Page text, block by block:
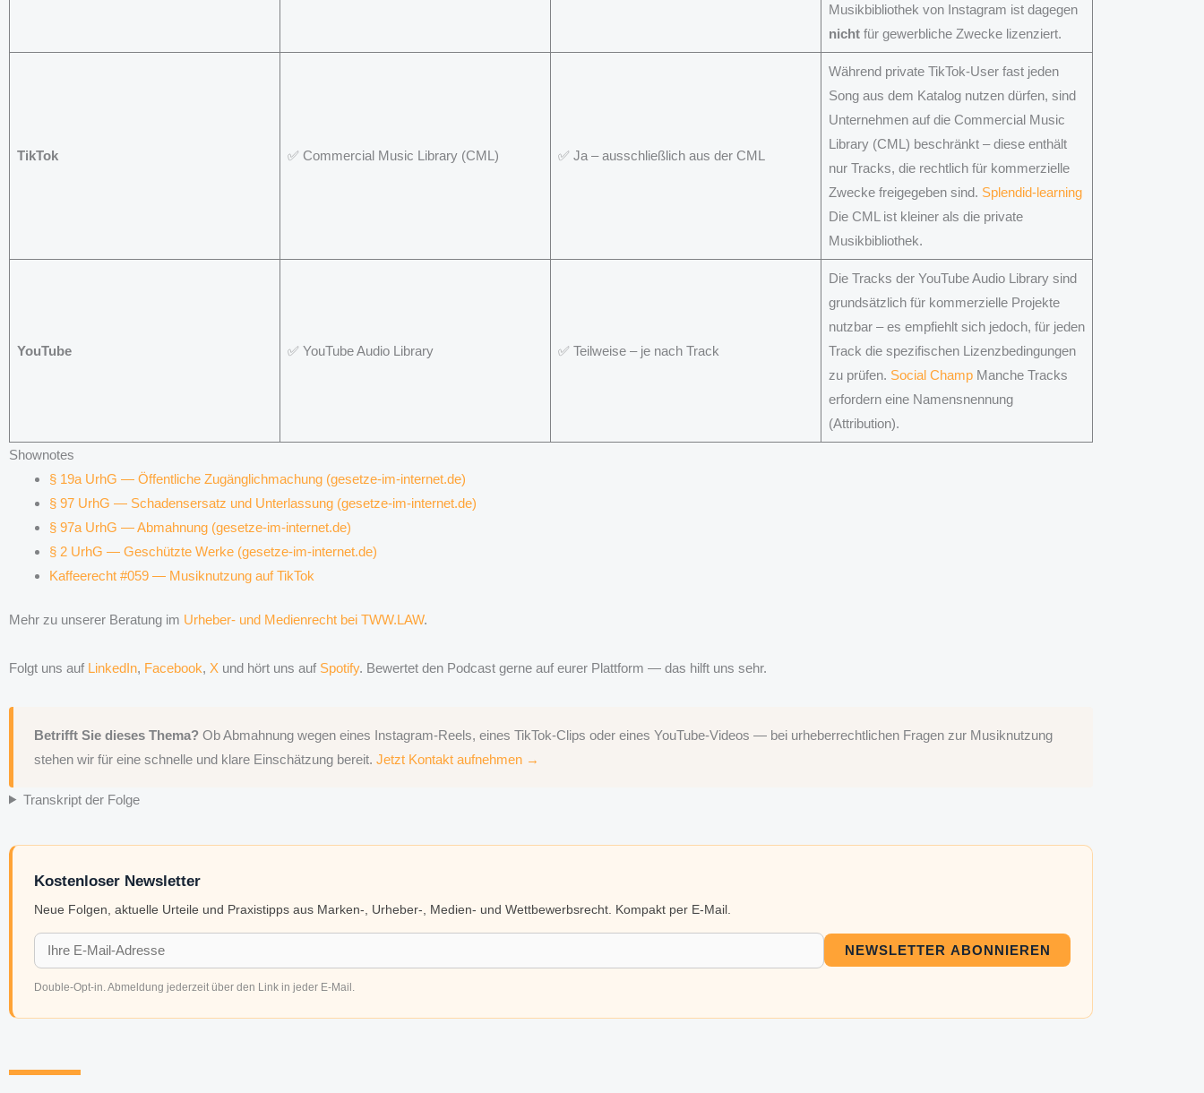
Musikbibliothek von Instagram ist dagegen
nichtfür gewerbliche Zwecke lizenziert.
TikTok ✅ Commercial Music Library (CML) ✅ Ja – ausschließlich aus der CML
Während private TikTok-User fast jeden
Song aus dem Katalog nutzen dürfen, sind
Unternehmen auf die Commercial Music
Library (CML) beschränkt – diese enthält
nur Tracks, die rechtlich für kommerzielle
Zwecke freigegeben sind. Splendid-learning
Die CML ist kleiner als die private
Musikbibliothek.
YouTube ✅ YouTube Audio Library ✅ Teilweise – je nach Track
Die Tracks der YouTube Audio Library sind
grundsätzlich für kommerzielle Projekte
nutzbar – es empfiehlt sich jedoch, für jeden
Track die spezifischen Lizenzbedingungen
zu prüfen. Social ChampManche Tracks
erfordern eine Namensnennung
(Attribution).
Shownotes
§ 19a UrhG — Öffentliche Zugänglichmachung (gesetze-im-internet.de)
§ 97 UrhG — Schadensersatz und Unterlassung (gesetze-im-internet.de)
§ 97a UrhG — Abmahnung (gesetze-im-internet.de)
§ 2 UrhG — Geschützte Werke (gesetze-im-internet.de)
Kaffeerecht #059 — Musiknutzung auf TikTok
Mehr zu unserer Beratung im Urheber- und Medienrecht bei TWW.LAW.
Folgt uns auf LinkedIn, Facebook, X und hört uns auf Spotify. Bewertet den Podcast gerne auf eurer Plattform — das hilft uns sehr.
Betrifft Sie dieses Thema?Ob Abmahnung wegen eines Instagram-Reels, eines TikTok-Clips oder eines YouTube-Videos — bei urheberrechtlichen Fragen zur Musiknutzung
stehen wir für eine schnelle und klare Einschätzung bereit. Jetzt Kontakt aufnehmen →
Transkript der Folge
Kostenloser Newsletter
Neue Folgen, aktuelle Urteile und Praxistipps aus Marken-, Urheber-, Medien- und Wettbewerbsrecht. Kompakt per E-Mail.
NEWSLETTER ABONNIEREN
Double-Opt-in. Abmeldung jederzeit über den Link in jeder E-Mail.